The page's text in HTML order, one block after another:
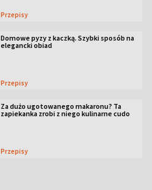
Przepisy
Domowe pyzy z kaczką. Szybki sposób na
elegancki obiad
Przepisy
Za dużo ugotowanego makaronu? Ta
zapiekanka zrobi z niego kulinarne cudo
Przepisy